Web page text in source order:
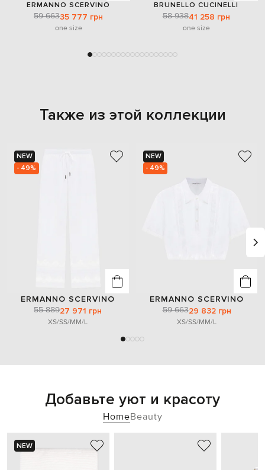
ERMANNO SCERVINO
59 66335 777 грн
one size
BRUNELLO CUCINELLI
58 93841 258 грн
one size
Также из этой коллекции
NEW
- 49%
ERMANNO SCERVINO
55 88927 971 грн
XS/SS/MM/L
NEW
- 49%
ERMANNO SCERVINO
59 66329 832 грн
XS/SS/MM/L
Добавьте уют и красоту
HomeBeauty
NEW